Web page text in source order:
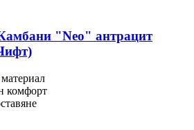
"Neo" антрацит
комфорт